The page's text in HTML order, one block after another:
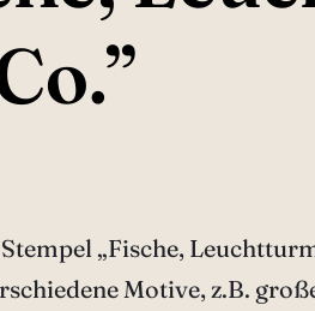
„Fische,
Motive, z.B.